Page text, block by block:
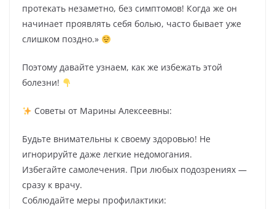
протекать незаметно, без симптомов! Когда же он
начинает проявлять себя болью, часто бывает уже
слишком поздно.»
Поэтому давайте узнаем, как же избежать этой
болезни!
Советы от Марины Алексеевны:
Будьте внимательны к своему здоровью! Не
игнорируйте даже легкие недомогания.
Избегайте самолечения. При любых подозрениях —
сразу к врачу.
Соблюдайте меры профилактики: